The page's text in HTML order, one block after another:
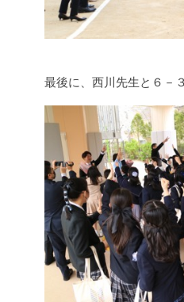
最後に、西川先生と６－